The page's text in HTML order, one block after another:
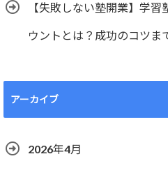
【失敗しない塾開業】学
ウントとは？成功のコツま
アーカイブ
2026年4月